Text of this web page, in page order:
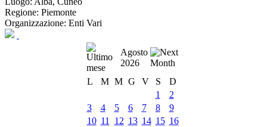
Regione: Piemonte
Organizzazione: Enti Vari
Agosto
2026
L
M M G V S
D
1
2
3
4 5 6 7 8
9
10 11 12 13 14 15 16